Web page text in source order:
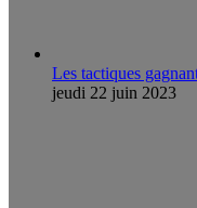
Les tactiques
jeudi 22 juin 2023